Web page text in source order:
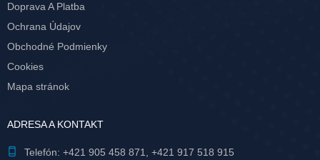
Doprava A Platba
Ochrana Údajov
Obchodné Podmienky
Cookies
Mapa stránok
ADRESA A KONTAKT
Telefón: +421 905 458 871
+421 917 518 915